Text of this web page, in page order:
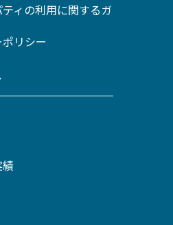
ィの利用に関するガ
リシー